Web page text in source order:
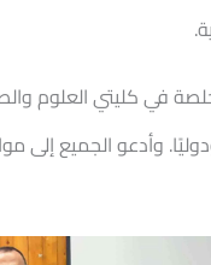
في كليتي العلوم
وأدعو الجميع إلى